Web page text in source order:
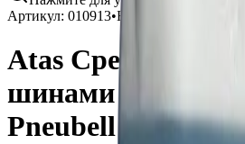
Артикул: 010913•Бренд:
Atas Средство
шинами
Pneubell TR, 25 кг